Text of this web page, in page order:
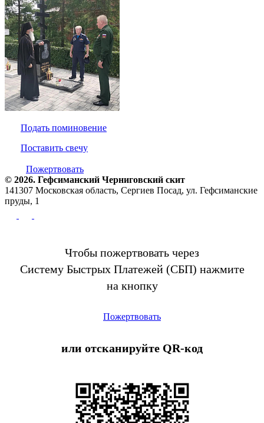
Подать поминовение
Поставить свечу
Пожертвовать
© 2026. Гефсиманский Черниговский cкит
141307 Московская область, Сергиев Посад, ул. Гефсиманские
пруды, 1
Чтобы пожертвовать через
Систему Быстрых Платежей (СБП) нажмите
на кнопку
Пожертвовать
или отсканируйте QR-код